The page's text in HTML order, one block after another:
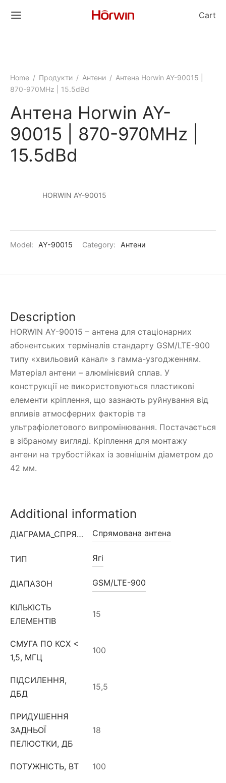
Cart
Home / Продукти / Антени / Антена Horwin AY-90015 |
870-970MHz | 15.5dBd
Антена Horwin AY-
90015 | 870-970MHz |
15.5dBd
HORWIN AY-90015
Model: AY-90015 Category: Антени
Description
HORWIN AY-90015 – антена для стаціонарних
абонентських терміналів стандарту GSM/LTE-900
типу «хвильовий канал» з гамма-узгодженням.
Матеріал антени – алюмінієвий сплав. У
конструкції не використовуються пластикові
елементи кріплення, що зазнають руйнування від
впливів атмосферних факторів та
ультрафіолетового випромінювання. Постачається
в зібраному вигляді. Кріплення для монтажу
антени на трубостійках із зовнішнім діаметром до
42 мм.
Additional information
ДІАГРАМА_СПРЯМОВАНОСТІ Спрямована антена
ТИП Ягі
ДІАПАЗОН GSM/LTE-900
КІЛЬКІСТЬ
ЕЛЕМЕНТІВ
15
СМУГА ПО КСХ <
1,5, МГЦ
100
ПІДСИЛЕННЯ,
ДБД
15,5
ПРИДУШЕННЯ
ЗАДНЬОЇ
ПЕЛЮСТКИ, ДБ
18
ПОТУЖНІСТЬ, ВТ 100